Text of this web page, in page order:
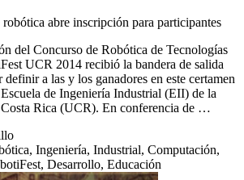
abre inscripción para participantes
del Concurso de Robótica de Tecnologías
UCR 2014 recibió la bandera de salida
definir a las y los ganadores en este certamen
de Ingeniería Industrial (EII) de la
Rica (UCR). En conferencia de …
Ingeniería, Industrial, Computación,
Desarrollo, Educación